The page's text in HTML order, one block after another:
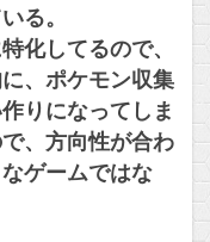
る。
化してるので、
、ポケモン収集
りになってしま
、方向性が合わ
ゲームではな